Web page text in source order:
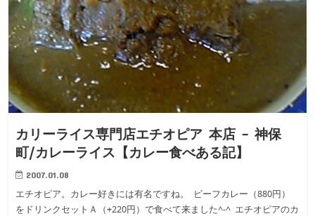
カリーライス専門店エチオピア 本店 – 神保
町/カレーライス【カレー食べある記】
2007.01.08
エチオピア。カレー好きには有名ですね。 ビーフカレー（880円）
をドリンクセットＡ（+220円）で食べて来ました^-^ エチオピアのカ